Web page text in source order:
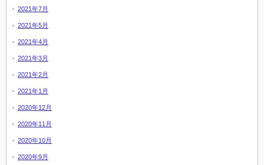
2021年7月
2021年5月
2021年4月
2021年3月
2021年2月
2021年1月
2020年12月
2020年11月
2020年10月
2020年9月